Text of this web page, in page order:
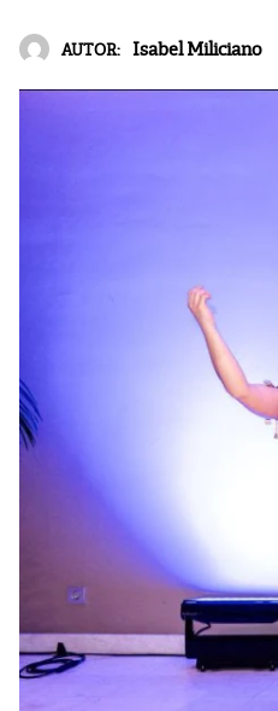
AUTOR: Isabel Miliciano